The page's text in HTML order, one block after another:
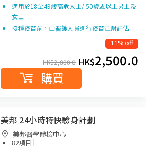
適用於18至49歲高危人士/ 50歲或以上男士及
女士
接種疫苗前，由醫護人員進行疫苗注射評估
11% off
HK$2,800.0 HK$2,500.0
購買
美邦 24小時特快驗身計劃
美邦醫學體檢中心
82項目 |